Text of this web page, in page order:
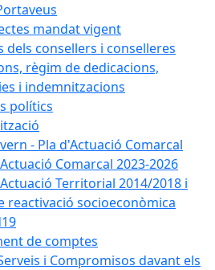
mandat vigent
dels consellers i conselleres
règim de dedicacions,
i indemnitzacions
polítics
- Pla d'Actuació Comarcal
Comarcal 2023-2026
Territorial 2014/2018 i
reactivació socioeconòmica
de comptes
i Compromisos davant els